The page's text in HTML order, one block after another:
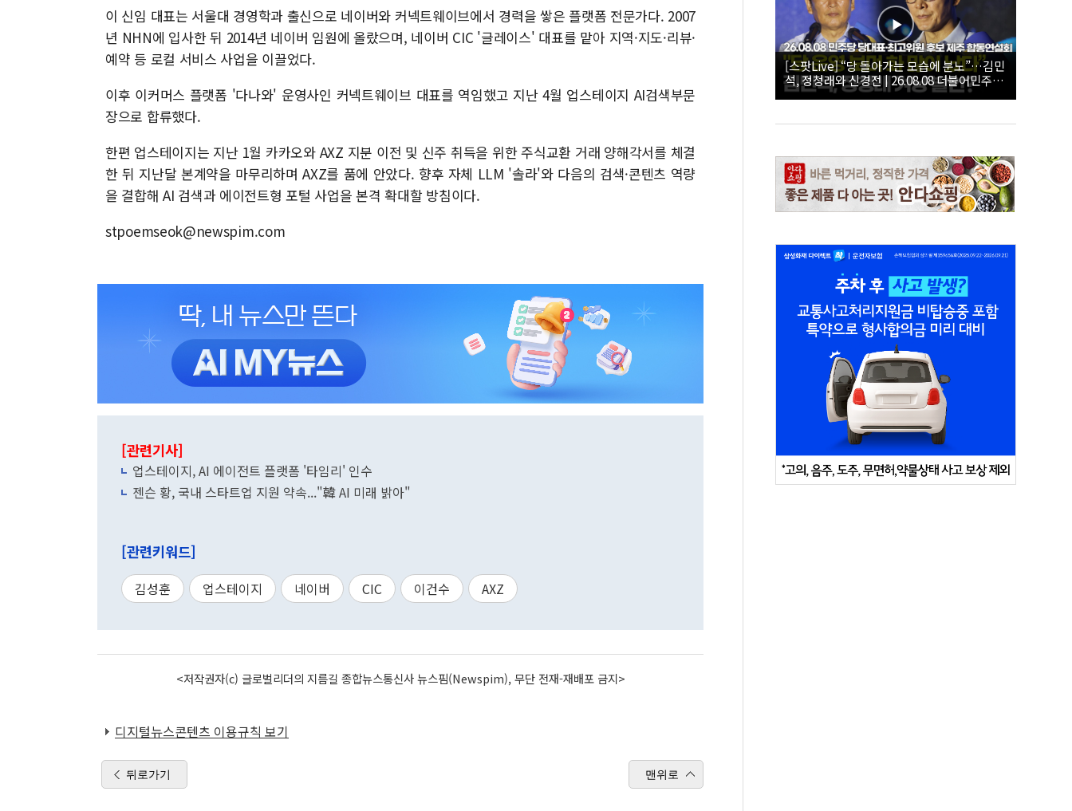
이 신임 대표는 서울대 경영학과 출신으로 네이버와 커넥트웨이브에서 경력을 쌓은 플랫폼 전문가다. 2007
년 NHN에 입사한 뒤 2014년 네이버 임원에 올랐으며, 네이버 CIC '글레이스' 대표를 맡아 지역·지도·리뷰·
예약 등 로컬 서비스 사업을 이끌었다.
이후 이커머스 플랫폼 '다나와' 운영사인 커넥트웨이브 대표를 역임했고 지난 4월 업스테이지 AI검색부문
장으로 합류했다.
한편 업스테이지는 지난 1월 카카오와 AXZ 지분 이전 및 신주 취득을 위한 주식교환 거래 양해각서를 체결
한 뒤 지난달 본계약을 마무리하며 AXZ를 품에 안았다. 향후 자체 LLM '솔라'와 다음의 검색·콘텐츠 역량
을 결합해 AI 검색과 에이전트형 포털 사업을 본격 확대할 방침이다.
stpoemseok@newspim.com
[관련기사]
업스테이지, AI 에이전트 플랫폼 '타임리' 인수
젠슨 황, 국내 스타트업 지원 약속..."韓 AI 미래 밝아"
[관련키워드]
김성훈 업스테이지 네이버 CIC 이건수 AXZ
<저작권자(c) 글로벌리더의 지름길 종합뉴스통신사 뉴스핌(Newspim), 무단 전재-재배포 금지>
디지털뉴스콘텐츠 이용규칙 보기
뒤로가기 맨위로
[스팟Live] “당 돌아가는 모습에 분노”…김민
석, 정청래와 신경전 | 26.08.08 더불어민주당
당대표·최고위원 후보 제주 합동연설회